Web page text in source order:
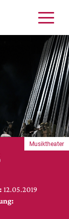
12.05.2019
Musiktheater